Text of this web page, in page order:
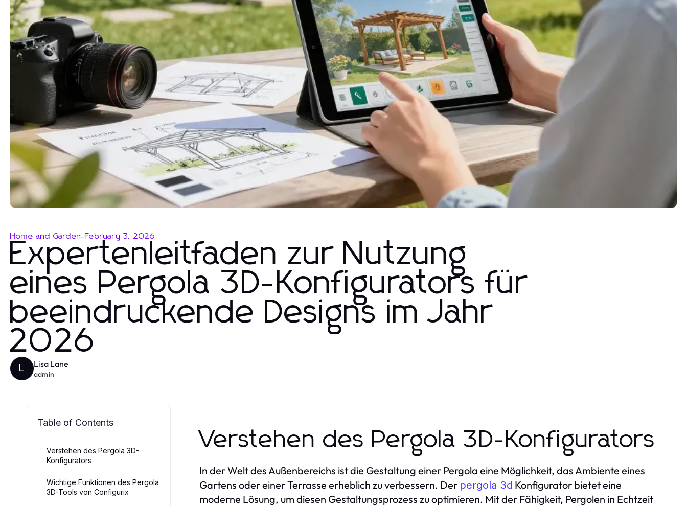
Home and Garden-February 3, 2026
Expertenleitfaden zur Nutzung
eines Pergola 3D-Konfigurators für
beeindruckende Designs im Jahr
2026
L Lisa Lane
admin
Table of Contents
Verstehen des Pergola 3D-
Konfigurators
Wichtige Funktionen des Pergola
3D-Tools von Configurix
Verstehen des Pergola 3D-Konfigurators
In der Welt des Außenbereichs ist die Gestaltung einer Pergola eine Möglichkeit, das Ambiente eines
Gartens oder einer Terrasse erheblich zu verbessern. Der pergola 3d Konfigurator bietet eine
moderne Lösung, um diesen Gestaltungsprozess zu optimieren. Mit der Fähigkeit, Pergolen in Echtzeit